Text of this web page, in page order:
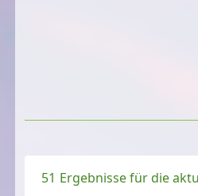
51 Ergebnisse für die